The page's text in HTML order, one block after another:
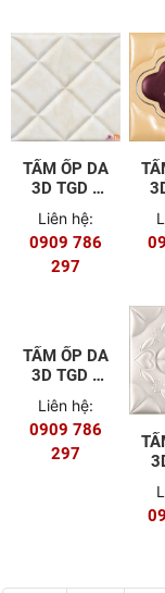
TẤM ỐP DA
3D TGD -
C44
Liên hệ:
0909 786
297
3D TGD -